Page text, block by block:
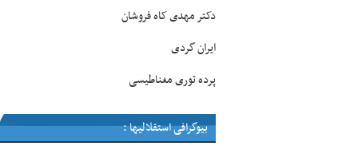
دکتر مهدی کاه فروشان
ایران گردی
پرده توری مغناطیسی
بیوگرافی استقلالیها :